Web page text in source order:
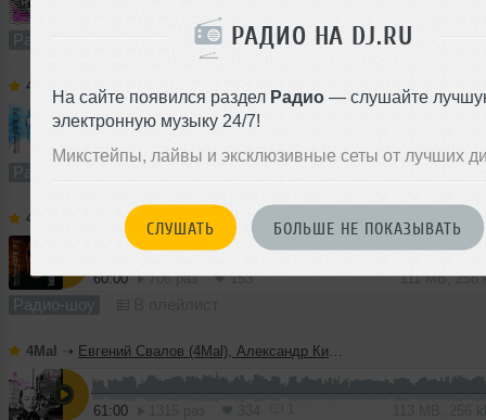
РАДИО НА DJ.RU
На сайте появился раздел Радио — слушайте
электронную музыку 24/7!
Микстейпы, лайвы и эксклюзивные сеты от лучших
СЛУШАТЬ БОЛЬШЕ НЕ ПОКАЗЫВАТЬ
Радио-шоу В плейлист (в 1 плейлисте)
4Mal Vladislav Romodan pres. Vlad Positive — Микшер Русской кибернетики 459, Part 2, с Евгением Сваловым (4Mal) и Александром Киреевым (15.07.2026)
10:26 1223 раза
Радио-шоу
4Mal Vladislav Romodan pres. Vlad Positive — Микшер Русской кибернетики 459, Part 1, с Евгением Сваловым (4Mal) и Александром Киреевым (15.07.2026)
60:00 706 раз 153 111 MB, 256
Радио-шоу
4Mal ➝ Евгений Свалов (4Mal), Александр Киреев — Русская кибернетика 724 (08.07.2026)
61:00